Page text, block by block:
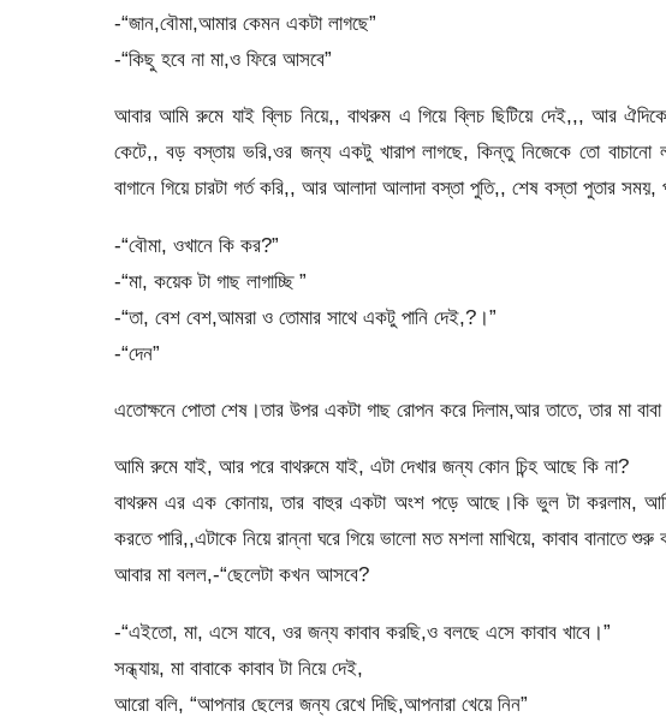
-“জান,বৌমা,আমার কেমন একটা লাগছে”
-“কিছু হবে না মা,ও ফিরে আসবে”
আবার আমি রুমে যাই ব্লিচ নিয়ে,, বাথরুম এ গিয়ে ব্লিচ ছিটিয়ে দেই,,, আর
কেটে,, বড় বস্তায় ভরি,ওর জন্য একটু খারাপ লাগছে, কিন্তু নিজেকে তো বাচানো
বাগানে গিয়ে চারটা গর্ত করি,, আর আলাদা আলাদা বস্তা পুতি,, শেষ বস্তা পুতার সময়,
-“বৌমা, ওখানে কি কর?”
-“মা, কয়েক টা গাছ লাগাচ্ছি ”
-“তা, বেশ বেশ,আমরা ও তোমার সাথে একটু পানি দেই,?।”
-“দেন”
এতোক্ষনে পোতা শেষ।তার উপর একটা গাছ রোপন করে দিলাম,আর তাতে, তার মা বাবা
আমি রুমে যাই, আর পরে বাথরুমে যাই, এটা দেখার জন্য কোন চিন্হ আছে কি না?
বাথরুম এর এক কোনায়, তার বাহুর একটা অংশ পড়ে আছে।কি ভুল টা করলাম,
করতে পারি,,এটাকে নিয়ে রান্না ঘরে গিয়ে ভালো মত মশলা মাখিয়ে, কাবাব বানাতে শুরু
আবার মা বলল,-“ছেলেটা কখন আসবে?
-“এইতো, মা, এসে যাবে, ওর জন্য কাবাব করছি,ও বলছে এসে কাবাব খাবে।”
সন্ধ্যায়, মা বাবাকে কাবাব টা নিয়ে দেই,
আরো বলি, “আপনার ছেলের জন্য রেখে দিছি,আপনারা খেয়ে নিন”